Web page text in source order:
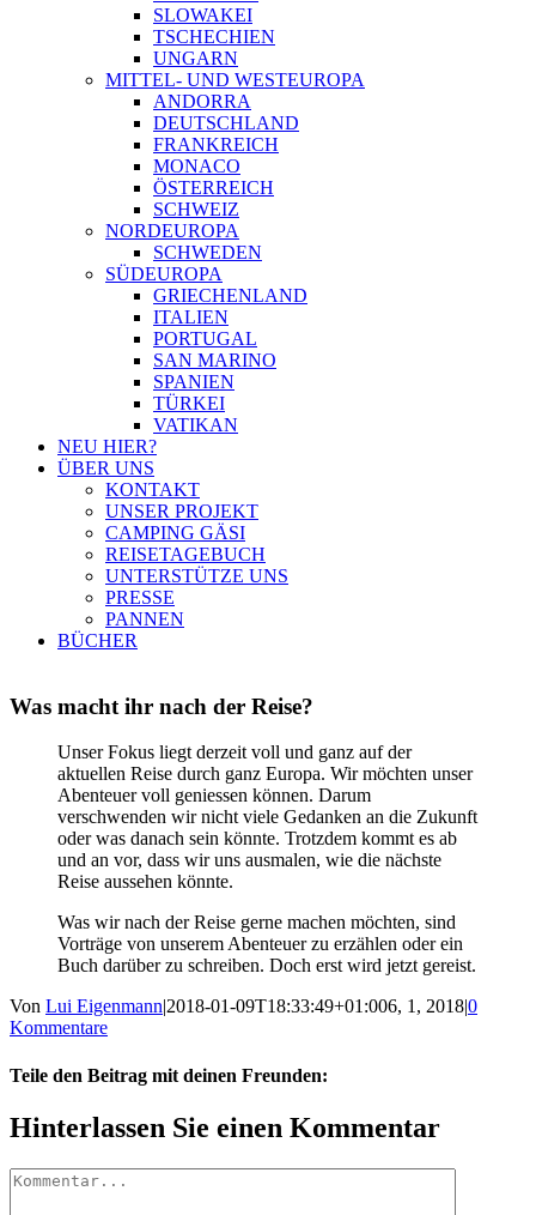
SLOWAKEI
TSCHECHIEN
UNGARN
MITTEL- UND WESTEUROPA
ANDORRA
DEUTSCHLAND
FRANKREICH
MONACO
ÖSTERREICH
SCHWEIZ
NORDEUROPA
SCHWEDEN
SÜDEUROPA
GRIECHENLAND
ITALIEN
PORTUGAL
SAN MARINO
SPANIEN
TÜRKEI
VATIKAN
NEU HIER?
ÜBER UNS
KONTAKT
UNSER PROJEKT
CAMPING GÄSI
REISETAGEBUCH
UNTERSTÜTZE UNS
PRESSE
PANNEN
BÜCHER
Was macht ihr nach der Reise?
Unser Fokus liegt derzeit voll und ganz auf der
aktuellen Reise durch ganz Europa. Wir möchten unser
Abenteuer voll geniessen können. Darum
verschwenden wir nicht viele Gedanken an die Zukunft
oder was danach sein könnte. Trotzdem kommt es ab
und an vor, dass wir uns ausmalen, wie die nächste
Reise aussehen könnte.
Was wir nach der Reise gerne machen möchten, sind
Vorträge von unserem Abenteuer zu erzählen oder ein
Buch darüber zu schreiben. Doch erst wird jetzt gereist.
Von Lui Eigenmann|2018-01-09T18:33:49+01:006, 1, 2018|0
Kommentare
Teile den Beitrag mit deinen Freunden:
Facebook
Twitter
LinkedIn
Google+
Pinterest
Email
Hinterlassen Sie einen Kommentar
Kommentar